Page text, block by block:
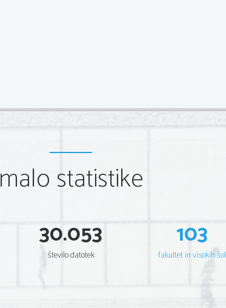
malo statistike
30.053
število datotek
103
fakultet in visokih šol